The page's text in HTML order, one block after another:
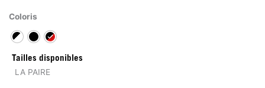
Coloris
Tailles disponibles
LA PAIRE